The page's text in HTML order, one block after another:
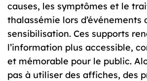
causes, les symptômes et le
thalassémie lors d’événements
sensibilisation. Ces supports
l’information plus accessible,
et mémorable pour le public.
pas à utiliser des affiches, des